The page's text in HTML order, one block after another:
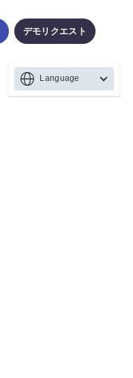
デモリクエスト
Language